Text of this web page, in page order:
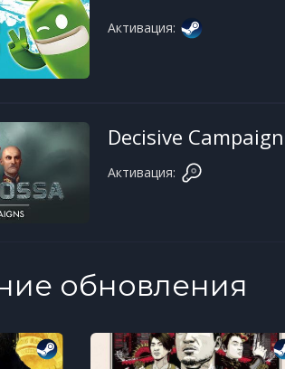
Активация:
Decisive
Активация:
обновления